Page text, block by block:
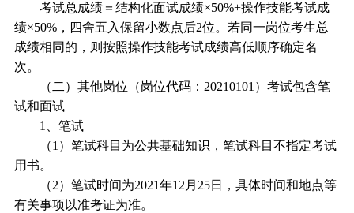
考试总成绩＝结构化面试成绩×50%+操作技能考试成
绩×50%，四舍五入保留小数点后2位。若同一岗位考生总
成绩相同的，则按照操作技能考试成绩高低顺序确定名
次。
（二）其他岗位（岗位代码：20210101）考试包含笔
试和面试
1、笔试
（1）笔试科目为公共基础知识，笔试科目不指定考试
用书。
（2）笔试时间为2021年12月25日，具体时间和地点等
有关事项以准考证为准。